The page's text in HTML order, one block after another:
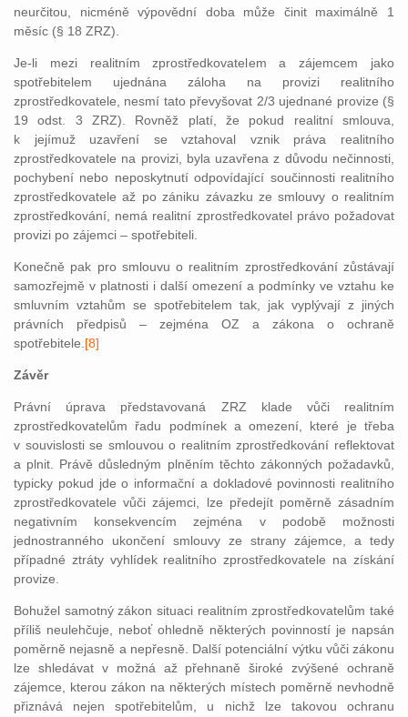
neurčitou, nicméně výpovědní doba může činit maximálně 1
měsíc (§ 18 ZRZ).
Je-li mezi realitním zprostředkovatelem a zájemcem jako
spotřebitelem ujednána záloha na provizi realitního
zprostředkovatele, nesmí tato převyšovat 2/3 ujednané provize (§
19 odst. 3 ZRZ). Rovněž platí, že pokud realitní smlouva,
k jejímuž uzavření se vztahoval vznik práva realitního
zprostředkovatele na provizi, byla uzavřena z důvodu nečinnosti,
pochybení nebo neposkytnutí odpovídající součinnosti realitního
zprostředkovatele až po zániku závazku ze smlouvy o realitním
zprostředkování, nemá realitní zprostředkovatel právo požadovat
provizi po zájemci – spotřebiteli.
Konečně pak pro smlouvu o realitním zprostředkování zůstávají
samozřejmě v platnosti i další omezení a podmínky ve vztahu ke
smluvním vztahům se spotřebitelem tak, jak vyplývají z jiných
právních předpisů – zejména OZ a zákona o ochraně
spotřebitele. [8]
Závěr
Právní úprava představovaná ZRZ klade vůči realitním
zprostředkovatelům řadu podmínek a omezení, které je třeba
v souvislosti se smlouvou o realitním zprostředkování reflektovat
a plnit. Právě důsledným plněním těchto zákonných požadavků,
typicky pokud jde o informační a dokladové povinnosti realitního
zprostředkovatele vůči zájemci, lze předejít poměrně zásadním
negativním konsekvencím zejména v podobě možnosti
jednostranného ukončení smlouvy ze strany zájemce, a tedy
případné ztráty vyhlídek realitního zprostředkovatele na získání
provize.
Bohužel samotný zákon situaci realitním zprostředkovatelům také
příliš neulehčuje, neboť ohledně některých povinností je napsán
poměrně nejasně a nepřesně. Další potenciální výtku vůči zákonu
lze shledávat v možná až přehnaně široké zvýšené ochraně
zájemce, kterou zákon na některých místech poměrně nevhodně
přiznává nejen spotřebitelům, u nichž lze takovou ochranu